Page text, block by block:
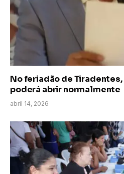
No feriadão de
poderá abrir normalmente
abril 14, 2026